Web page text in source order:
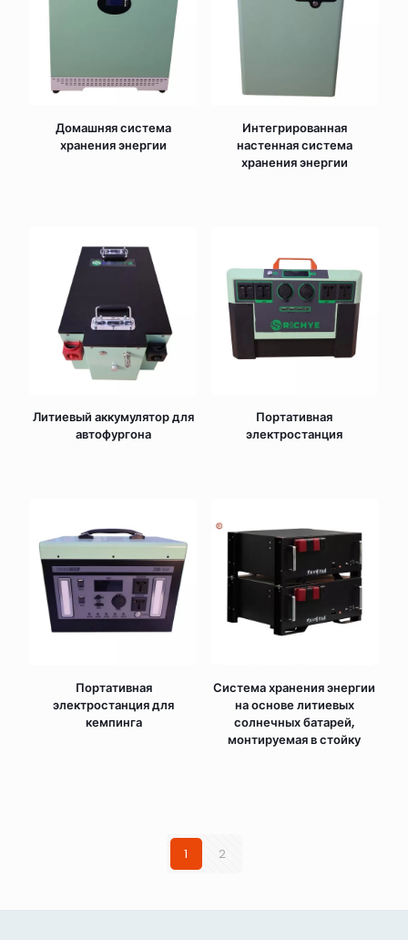
Домашняя система
хранения энергии
Интегрированная
настенная система
хранения энергии
Литиевый аккумулятор для
автофургона
Портативная
электростанция
Портативная
электростанция для
кемпинга
Система хранения энергии
на основе литиевых
солнечных батарей,
монтируемая в стойку
1 2